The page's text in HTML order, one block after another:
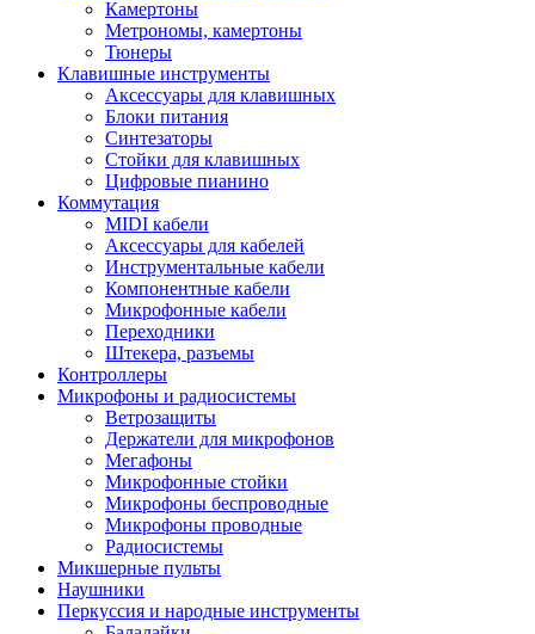
Камертоны
Метрономы, камертоны
Тюнеры
Клавишные инструменты
Аксессуары для клавишных
Блоки питания
Синтезаторы
Стойки для клавишных
Цифровые пианино
Коммутация
MIDI кабели
Аксессуары для кабелей
Инструментальные кабели
Компонентные кабели
Микрофонные кабели
Переходники
Штекера, разъемы
Контроллеры
Микрофоны и радиосистемы
Ветрозащиты
Держатели для микрофонов
Мегафоны
Микрофонные стойки
Микрофоны беспроводные
Микрофоны проводные
Радиосистемы
Микшерные пульты
Наушники
Перкуссия и народные инструменты